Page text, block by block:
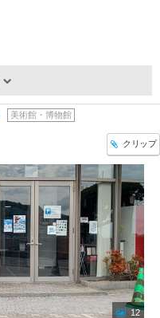
美術館・博物館
クリップ
12